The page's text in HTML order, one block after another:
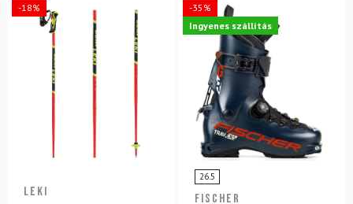
-18%
LEKI
-35%
Ingyenes szállítás
26.5
FISCHER